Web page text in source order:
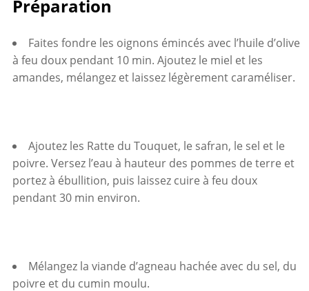
Préparation
Faites fondre les oignons émincés avec l’huile d’olive
à feu doux pendant 10 min. Ajoutez le miel et les
amandes, mélangez et laissez légèrement caraméliser.
Ajoutez les Ratte du Touquet, le safran, le sel et le
poivre. Versez l’eau à hauteur des pommes de terre et
portez à ébullition, puis laissez cuire à feu doux
pendant 30 min environ.
Mélangez la viande d’agneau hachée avec du sel, du
poivre et du cumin moulu.